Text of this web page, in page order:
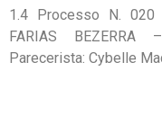
1.4 Processo N. 020
FARIAS BEZERRA
Parecerista: Cybelle